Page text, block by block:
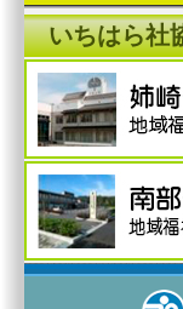
いちはら社